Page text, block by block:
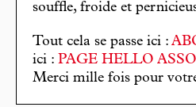
souffle, froide et
Tout cela se passe ici :
ici : PAGE HELLO ASSO
Merci mille fois pour